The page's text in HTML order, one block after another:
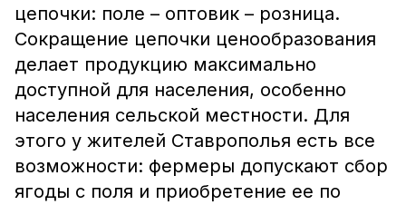
цепочки: поле – оптовик – розница.
Сокращение цепочки ценообразования
делает продукцию максимально
доступной для населения, особенно
населения сельской местности. Для
этого у жителей Ставрополья есть все
возможности: фермеры допускают сбор
ягоды с поля и приобретение ее по